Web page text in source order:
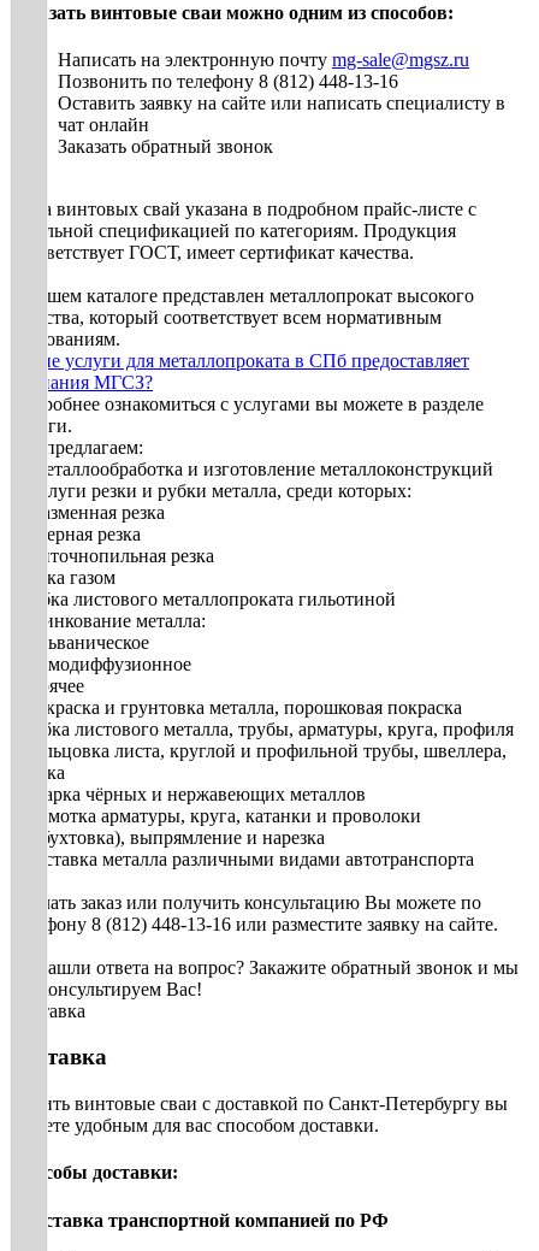
Заказать винтовые сваи можно одним из способов:
Написать на электронную почту mg-sale@mgsz.ru
Позвонить по телефону 8 (812) 448-13-16
Оставить заявку на сайте или написать специалисту в
чат онлайн
Заказать обратный звонок
Цена винтовых свай указана в подробном прайс-листе с
детальной спецификацией по категориям. Продукция
соответствует ГОСТ, имеет сертификат качества.
В нашем каталоге представлен металлопрокат высокого
качества, который соответствует всем нормативным
требованиям.
Какие услуги для металлопроката в СПб предоставляет
компания МГСЗ?
Подробнее ознакомиться с услугами вы можете в разделе
Услуги.
Мы предлагаем:
1. Металлообработка и изготовление металлоконструкций
2. Услуги резки и рубки металла, среди которых:
• плазменная резка
• лазерная резка
• ленточнопильная резка
• резка газом
• рубка листового металлопроката гильотиной
3. Цинкование металла:
• гальваническое
• термодиффузионное
• горячее
• Покраска и грунтовка металла, порошковая покраска
• Гибка листового металла, трубы, арматуры, круга, профиля
• Вальцовка листа, круглой и профильной трубы, швеллера,
уголка
• Сварка чёрных и нержавеющих металлов
• Размотка арматуры, круга, катанки и проволоки
(разбухтовка), выпрямление и нарезка
• Доставка металла различными видами автотранспорта
Сделать заказ или получить консультацию Вы можете по
телефону 8 (812) 448-13-16 или разместите заявку на сайте.
Не нашли ответа на вопрос? Закажите обратный звонок и мы
проконсультируем Вас!
Доставка
Доставка
Купить винтовые сваи с доставкой по Санкт-Петербургу вы
можете удобным для вас способом доставки.
Способы доставки:
• Доставка транспортной компанией по РФ